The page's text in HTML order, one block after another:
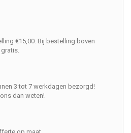
€15,00. Bij bestelling boven
3 tot 7 werkdagen bezorgd!
dan weten!